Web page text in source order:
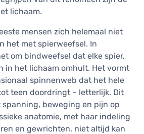
lichaam.
mensen zich helemaal niet
het met spierweefsel. In
om bindweefsel dat elke spier,
in het lichaam omhult. Het vormt
spinnenweb dat het hele
teen doordringt – letterlijk. Dit
beweging en pijn op
anatomie, met haar indeling
en gewrichten, niet altijd kan